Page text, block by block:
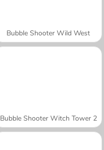
Bubble Shooter Wild West
Bubble Shooter Witch Tower 2